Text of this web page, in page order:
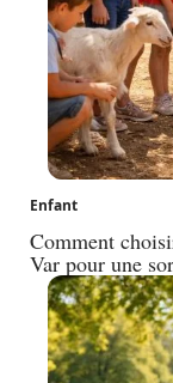
Enfant
Comment
Var pour une